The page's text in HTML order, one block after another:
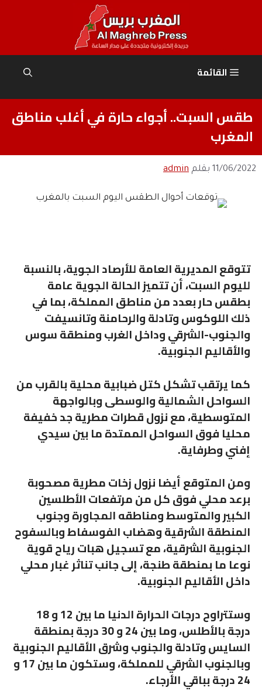
القائمة
طقس السبت.. أجواء حارة في أغلب مناطق
المغرب
11/06/2022 بقلم admin
تتوقع المديرية العامة للأرصاد الجوية، بالنسبة
لليوم السبت، أن تتميز الحالة الجوية عامة
بطقس حار بعدد من مناطق المملكة، بما في
ذلك اللوكوس وتادلة والرحامنة وتانسيفت
والجنوب-الشرقي وداخل الغرب ومنطقة سوس
والأقاليم الجنوبية.
كما يرتقب تشكل كتل ضبابية محلية بالقرب من
السواحل الشمالية والوسطى وبالواجهة
المتوسطية، مع نزول قطرات مطرية جد خفيفة
محليا فوق السواحل الممتدة ما بين سيدي
إفني وطرفاية.
ومن المتوقع أيضا نزول زخات مطرية مصحوبة
برعد محلي فوق كل من مرتفعات الأطلسين
الكبير والمتوسط ومناطقه المجاورة وجنوب
المنطقة الشرقية وهضاب الفوسفاط وبالسفوح
الجنوبية الشرقية، مع تسجيل هبات رياح قوية
نوعا ما بمنطقة طنجة، إلى جانب تناثر غبار محلي
داخل الأقاليم الجنوبية.
وستتراوح درجات الحرارة الدنيا ما بين 12 و 18
درجة بالأطلس، وما بين 24 و 30 درجة بمنطقة
السايس وتادلة والجنوب وشرق الأقاليم الجنوبية
وبالجنوب الشرقي للمملكة، وستكون ما بين 17 و
24 درجة بباقي الأرجاء.